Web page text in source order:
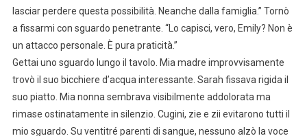
lasciar perdere questa possibilità. Neanche dalla famiglia.” Tornò
a fissarmi con sguardo penetrante. “Lo capisci, vero, Emily? Non è
un attacco personale. È pura praticità.”
Gettai uno sguardo lungo il tavolo. Mia madre improvvisamente
trovò il suo bicchiere d’acqua interessante. Sarah fissava rigida il
suo piatto. Mia nonna sembrava visibilmente addolorata ma
rimase ostinatamente in silenzio. Cugini, zie e zii evitarono tutti il
mio sguardo. Su ventitré parenti di sangue, nessuno alzò la voce